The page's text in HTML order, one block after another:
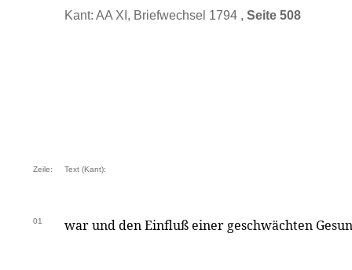
Kant: AA XI, Briefwechsel 1794 , Seite 508
Zeile: Text (Kant):
01 war und den Einfluß einer geschwächten